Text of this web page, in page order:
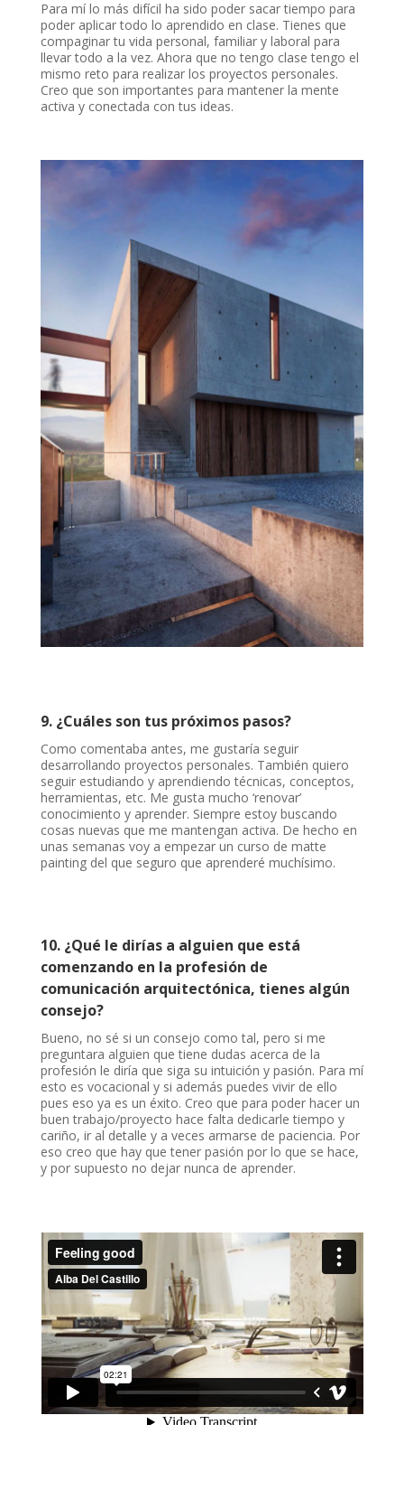
Para mí lo más difícil ha sido poder sacar tiempo para
poder aplicar todo lo aprendido en clase. Tienes que
compaginar tu vida personal, familiar y laboral para
llevar todo a la vez. Ahora que no tengo clase tengo el
mismo reto para realizar los proyectos personales.
Creo que son importantes para mantener la mente
activa y conectada con tus ideas.
9. ¿Cuáles son tus próximos pasos?
Como comentaba antes, me gustaría seguir
desarrollando proyectos personales. También quiero
seguir estudiando y aprendiendo técnicas, conceptos,
herramientas, etc. Me gusta mucho ‘renovar’
conocimiento y aprender. Siempre estoy buscando
cosas nuevas que me mantengan activa. De hecho en
unas semanas voy a empezar un curso de matte
painting del que seguro que aprenderé muchísimo.
10. ¿Qué le dirías a alguien que está
comenzando en la profesión de
comunicación arquitectónica, tienes algún
consejo?
Bueno, no sé si un consejo como tal, pero si me
preguntara alguien que tiene dudas acerca de la
profesión le diría que siga su intuición y pasión. Para mí
esto es vocacional y si además puedes vivir de ello
pues eso ya es un éxito. Creo que para poder hacer un
buen trabajo/proyecto hace falta dedicarle tiempo y
cariño, ir al detalle y a veces armarse de paciencia. Por
eso creo que hay que tener pasión por lo que se hace,
y por supuesto no dejar nunca de aprender.